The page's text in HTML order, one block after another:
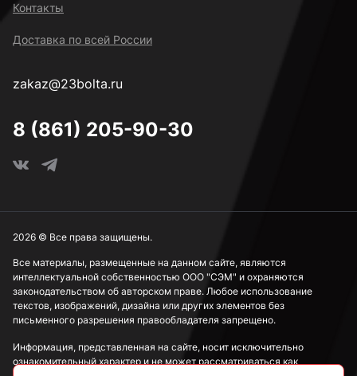
Контакты
Доставка по всей России
zakaz@23bolta.ru
8 (861) 205-90-30
Все материалы, размещенные на данном сайте, являются
интеллектуальной собственностью ООО "СЭМ" и охраняются
законодательством об авторском праве. Любое использование
текстов, изображений, дизайна или других элементов без
письменного разрешения правообладателя запрещено.
Информация, представленная на сайте, носит исключительно
ознакомительный характер и не может рассматриваться как
2026 © Все права защищены.